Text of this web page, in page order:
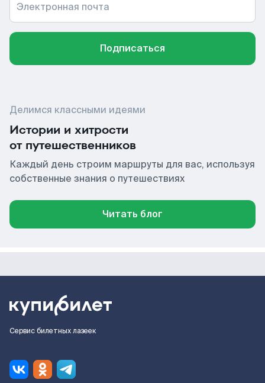
Электронная почта
Подписаться
Делимся классными идеями
Истории и хитрости
от путешественников
Каждый день строим маршруты для вас, используя
собственные знания о путешествиях
Читать блог
Сервис билетных лазеек